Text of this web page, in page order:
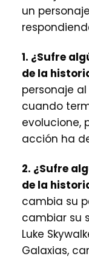
un
1. ¿Sufre
de la
personaje al
cuando
evolucione,
acción ha
2. ¿Sufre
de la
cambia su
cambiar su
Luke
Galaxias,